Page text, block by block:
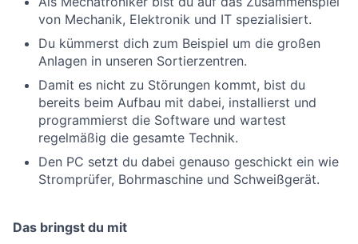
von Mechanik, Elektronik und IT spezialisiert.
Du kümmerst dich zum Beispiel um die großen
Anlagen in unseren Sortierzentren.
Damit es nicht zu Störungen kommt, bist du
bereits beim Aufbau mit dabei, installierst und
programmierst die Software und wartest
regelmäßig die gesamte Technik.
Den PC setzt du dabei genauso geschickt ein wie
Stromprüfer, Bohrmaschine und Schweißgerät.
Das bringst du mit